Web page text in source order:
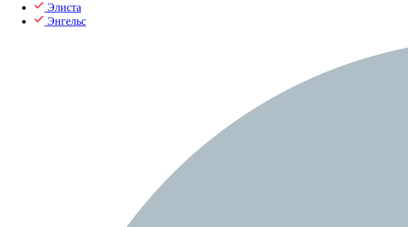
Элиста
Энгельс